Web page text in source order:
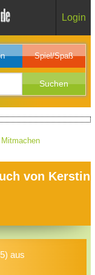
Login
Spiel/Spaß
von Kerstin
aus